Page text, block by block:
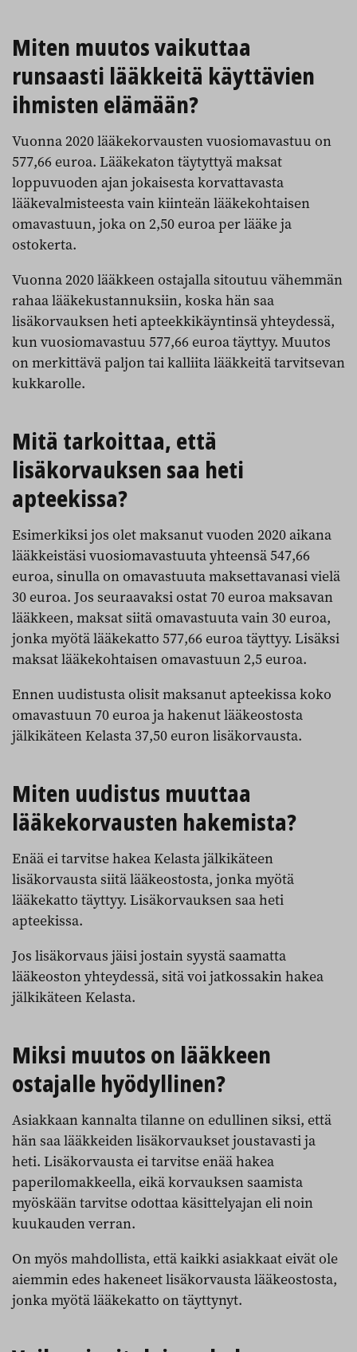
Miten muutos vaikuttaa
runsaasti lääkkeitä käyttävien
ihmisten elämään?
Vuonna 2020 lääkekorvausten vuosiomavastuu on
577,66 euroa. Lääkekaton täytyttyä maksat
loppuvuoden ajan jokaisesta korvattavasta
lääkevalmisteesta vain kiinteän lääkekohtaisen
omavastuun, joka on 2,50 euroa per lääke ja
ostokerta.
Vuonna 2020 lääkkeen ostajalla sitoutuu vähemmän
rahaa lääkekustannuksiin, koska hän saa
lisäkorvauksen heti apteekkikäyntinsä yhteydessä,
kun vuosiomavastuu 577,66 euroa täyttyy. Muutos
on merkittävä paljon tai kalliita lääkkeitä tarvitsevan
kukkarolle.
Mitä tarkoittaa, että
lisäkorvauksen saa heti
apteekissa?
Esimerkiksi jos olet maksanut vuoden 2020 aikana
lääkkeistäsi vuosiomavastuuta yhteensä 547,66
euroa, sinulla on omavastuuta maksettavanasi vielä
30 euroa. Jos seuraavaksi ostat 70 euroa maksavan
lääkkeen, maksat siitä omavastuuta vain 30 euroa,
jonka myötä lääkekatto 577,66 euroa täyttyy. Lisäksi
maksat lääkekohtaisen omavastuun 2,5 euroa.
Ennen uudistusta olisit maksanut apteekissa koko
omavastuun 70 euroa ja hakenut lääkeostosta
jälkikäteen Kelasta 37,50 euron lisäkorvausta.
Miten uudistus muuttaa
lääkekorvausten hakemista?
Enää ei tarvitse hakea Kelasta jälkikäteen
lisäkorvausta siitä lääkeostosta, jonka myötä
lääkekatto täyttyy. Lisäkorvauksen saa heti
apteekissa.
Jos lisäkorvaus jäisi jostain syystä saamatta
lääkeoston yhteydessä, sitä voi jatkossakin hakea
jälkikäteen Kelasta.
Miksi muutos on lääkkeen
ostajalle hyödyllinen?
Asiakkaan kannalta tilanne on edullinen siksi, että
hän saa lääkkeiden lisäkorvaukset joustavasti ja
heti. Lisäkorvausta ei tarvitse enää hakea
paperilomakkeella, eikä korvauksen saamista
myöskään tarvitse odottaa käsittelyajan eli noin
kuukauden verran.
On myös mahdollista, että kaikki asiakkaat eivät ole
aiemmin edes hakeneet lisäkorvausta lääkeostosta,
jonka myötä lääkekatto on täyttynyt.